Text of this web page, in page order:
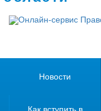
Новости
Как вступить в